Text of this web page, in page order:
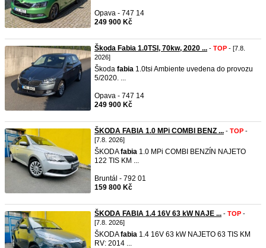
Opava - 747 14
249 900 Kč
Škoda Fabia 1.0TSI, 70kw, 2020 ... - TOP - [7.8.
2026]
Škoda fabia 1.0tsi Ambiente uvedena do provozu
5/2020. ...
Opava - 747 14
249 900 Kč
ŠKODA FABIA 1.0 MPi COMBI BENZ ... - TOP -
[7.8. 2026]
ŠKODAfabia 1.0 MPi COMBI BENZÍN NAJETO
122 TIS KM ...
Bruntál - 792 01
159 800 Kč
ŠKODA FABIA 1.4 16V 63 kW NAJE ... - TOP -
[7.8. 2026]
ŠKODAfabia 1.4 16V 63 kW NAJETO 63 TIS KM
RV: 2014 ...